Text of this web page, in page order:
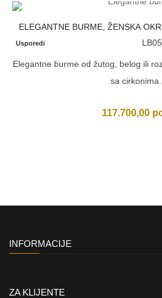
ELEGANTNE BURME, ŽENSKA
Usporedi
Elegantne burme od žutog, belog ili
sa cirkonima.
117.700,00
INFORMACIJE
ZA KLIJENTE